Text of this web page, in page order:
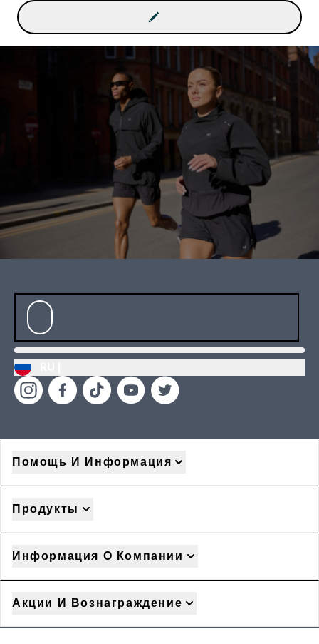
Помощь И Информация
Продукты
Информация О Компании
Акции И Вознаграждение